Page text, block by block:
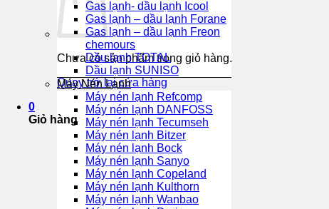
Chưa có sản phẩm trong giỏ hàng.
Quay trở lại cửa hàng
0
Giỏ hàng
Gas lạnh- dầu lạnh Icool
Gas lạnh – dầu lạnh Forane
Gas lạnh – dầu lạnh Freon
chemours
Dầu lạnh TOTAL
Dầu lạnh SUNISO
Máy Nén Lạnh
Máy nén lạnh Refcomp
Máy nén lạnh DANFOSS
Máy nén lạnh Tecumseh
Máy nén lạnh Bitzer
Máy nén lạnh Bock
Máy nén lạnh Sanyo
Máy nén lạnh Copeland
Máy nén lạnh Kulthorn
Máy nén lạnh Wanbao